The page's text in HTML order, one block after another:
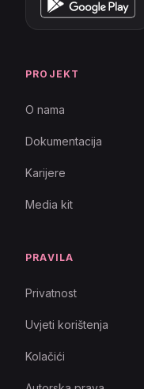
PROJEKT
O nama
Dokumentacija
Karijere
Media kit
PRAVILA
Privatnost
Uvjeti korištenja
Kolačići